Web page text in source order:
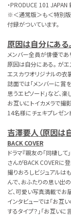
・PRODUCE 101 JAPAN
※＜通常版＞も＜特別版
付録がついています。
原因は自分にある。
メンバー全員が俳優であ
原因は自分にある。 が
エスカワオリジナルの衣
誌面では「メンバーに賞
思うエピソード」など、
お互いにトイカメラで撮
14名様にチェキプレゼ
吉澤要人（原因は
BACK COVER
ドラマ『親友の「同棲し
さんがBACK COVERに登
撮りおろしビジュアルは
んで、おふたりの思い出
ど、可愛い写真満載でお
インタビューでは「お互
するタイプ？」「お互いに